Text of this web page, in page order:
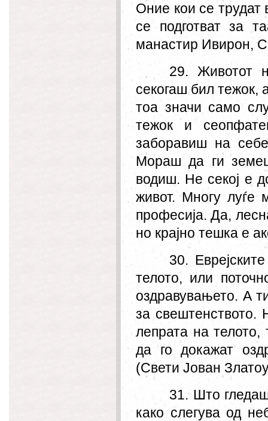
Оние кои се трудат
се подготват за
манастир Ивирон,
29. Животот
секогаш бил тежок,
тоа значи само
тежок и
заборавиш на
Мораш да ги
водиш. Не секој е
живот. Многу луѓе
професија. Да,
но крајно тешка е
30.
телото, или
оздравувањето. А
за свештенството.
лепрата на телото,
да го докажат
(Свети Јован
31. Што
како слегува од